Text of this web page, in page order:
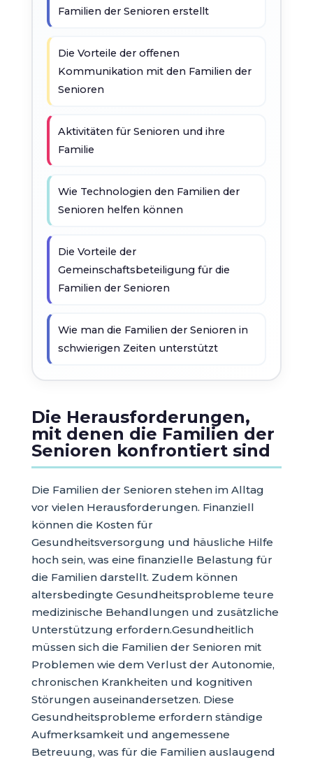
Familien der Senioren erstellt
Die Vorteile der offenen
Kommunikation mit den Familien der
Senioren
Aktivitäten für Senioren und ihre
Familie
Wie Technologien den Familien der
Senioren helfen können
Die Vorteile der
Gemeinschaftsbeteiligung für die
Familien der Senioren
Wie man die Familien der Senioren in
schwierigen Zeiten unterstützt
Die Herausforderungen,
mit denen die Familien der
Senioren konfrontiert sind
Die Familien der Senioren stehen im Alltag
vor vielen Herausforderungen. Finanziell
können die Kosten für
Gesundheitsversorgung und häusliche Hilfe
hoch sein, was eine finanzielle Belastung für
die Familien darstellt. Zudem können
altersbedingte Gesundheitsprobleme teure
medizinische Behandlungen und zusätzliche
Unterstützung erfordern.Gesundheitlich
müssen sich die Familien der Senioren mit
Problemen wie dem Verlust der Autonomie,
chronischen Krankheiten und kognitiven
Störungen auseinandersetzen. Diese
Gesundheitsprobleme erfordern ständige
Aufmerksamkeit und angemessene
Betreuung, was für die Familien auslaugend